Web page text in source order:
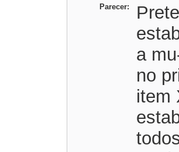
Parecer:
a
no
item